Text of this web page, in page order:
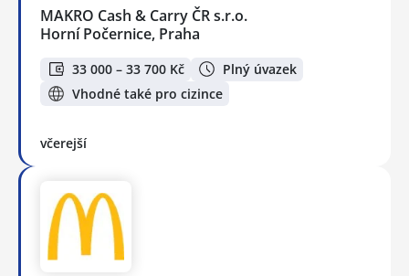
MAKRO Cash & Carry ČR s.r.o.
Horní Počernice, Praha
33 000 – 33 700 Kč
Plný úvazek
Vhodné také pro cizince
včerejší